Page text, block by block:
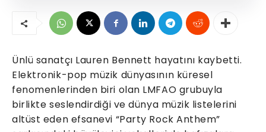
Ünlü sanatçı Lauren Bennett hayatını kaybetti.
Elektronik-pop müzik dünyasının küresel
fenomenlerinden biri olan LMFAO grubuyla
birlikte seslendirdiği ve dünya müzik listelerini
altüst eden efsanevi “Party Rock Anthem”